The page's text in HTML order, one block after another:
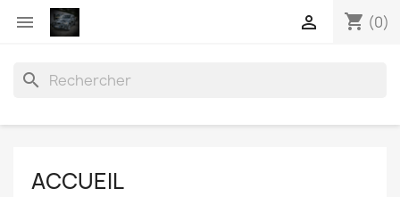
 shopping_cart (0)

search
ACCUEIL